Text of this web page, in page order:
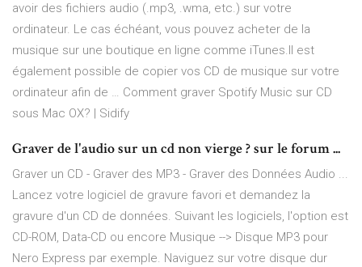
avoir des fichiers audio (.mp3, .wma, etc.) sur votre
ordinateur. Le cas échéant, vous pouvez acheter de la
musique sur une boutique en ligne comme iTunes.Il est
également possible de copier vos CD de musique sur votre
ordinateur afin de … Comment graver Spotify Music sur CD
sous Mac OX? | Sidify
Graver de l'audio sur un cd non vierge ? sur le forum ...
Graver un CD - Graver des MP3 - Graver des Données Audio ...
Lancez votre logiciel de gravure favori et demandez la
gravure d'un CD de données. Suivant les logiciels, l'option est
CD-ROM, Data-CD ou encore Musique --> Disque MP3 pour
Nero Express par exemple. Naviguez sur votre disque dur